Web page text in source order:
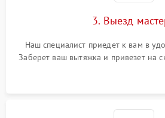
3. Выезд
Наш специалист приедет к вам в
Заберет ваш вытяжка и привезет на